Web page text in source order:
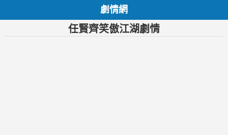
劇情網
任賢齊笑傲江湖劇情